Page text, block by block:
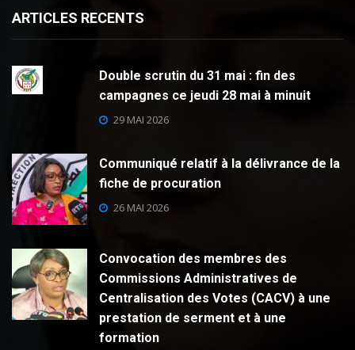
ARTICLES RECENTS
Double scrutin du 31 mai : fin des
campagnes ce jeudi 28 mai à minuit
29 MAI 2026
Communiqué relatif à la délivrance de la
fiche de procuration
26 MAI 2026
Convocation des membres des
Commissions Administratives de
Centralisation des Votes (CACV) à une
prestation de serment et à une
formation